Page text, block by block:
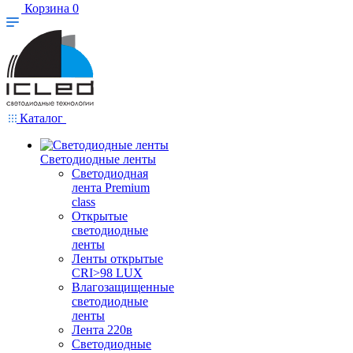
Корзина 0
Каталог
Светодиодные ленты
Светодиодная
лента Premium
class
Открытые
светодиодные
ленты
Ленты открытые
CRI>98 LUX
Влагозащищенные
светодиодные
ленты
Лента 220в
Светодиодные